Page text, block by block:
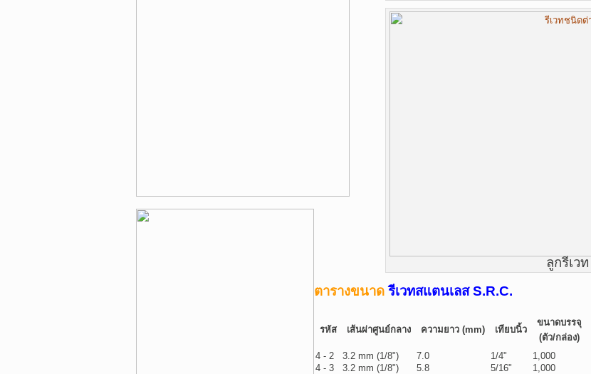
ลูกรีเวท
ตารางขนาดรีเวทสแตนเลส S.R.C.
รหัส เส้นผ่าศูนย์กลาง ความยาว (mm) เทียบนิ้ว
ขนาดบรรจุ
(ตัว/กล่อง)
4 - 2
3.2 mm (1/8") 7.0 1/4"
1,000
4 - 3
3.2 mm (1/8") 5.8 5/16"
1,000